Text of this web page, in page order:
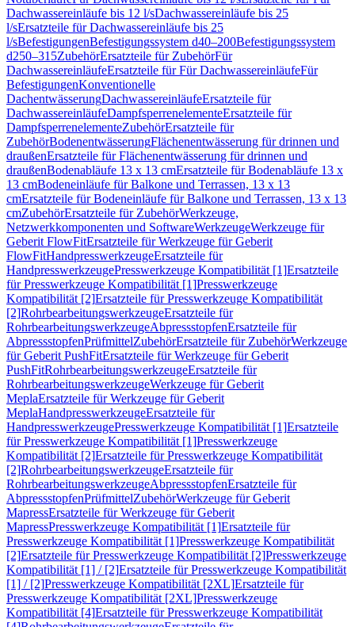
Dachwassereinläufe bis 12 l/sDachwassereinläufe bis 25
l/sErsatzteile für Dachwassereinläufe bis 25
l/sBefestigungenBefestigungssystem d40–200Befestigungssystem
d250–315ZubehörErsatzteile für ZubehörFür
DachwassereinläufeErsatzteile für Für DachwassereinläufeFür
BefestigungenKonventionelle
DachentwässerungDachwassereinläufeErsatzteile für
DachwassereinläufeDampfsperrenelementeErsatzteile für
DampfsperrenelementeZubehörErsatzteile für
ZubehörBodenentwässerungFlächenentwässerung für drinnen und
draußenErsatzteile für Flächenentwässerung für drinnen und
draußenBodenabläufe 13 x 13 cmErsatzteile für Bodenabläufe 13 x
13 cmBodeneinläufe für Balkone und Terrassen, 13 x 13
cmErsatzteile für Bodeneinläufe für Balkone und Terrassen, 13 x 13
cmZubehörErsatzteile für ZubehörWerkzeuge,
Netzwerkkomponenten und SoftwareWerkzeugeWerkzeuge für
Geberit FlowFitErsatzteile für Werkzeuge für Geberit
FlowFitHandpresswerkzeugeErsatzteile für
HandpresswerkzeugePresswerkzeuge Kompatibilität [1]Ersatzteile
für Presswerkzeuge Kompatibilität [1]Presswerkzeuge
Kompatibilität [2]Ersatzteile für Presswerkzeuge Kompatibilität
[2]RohrbearbeitungswerkzeugeErsatzteile für
RohrbearbeitungswerkzeugeAbpressstopfenErsatzteile für
AbpressstopfenPrüfmittelZubehörErsatzteile für ZubehörWerkzeuge
für Geberit PushFitErsatzteile für Werkzeuge für Geberit
PushFitRohrbearbeitungswerkzeugeErsatzteile für
RohrbearbeitungswerkzeugeWerkzeuge für Geberit
MeplaErsatzteile für Werkzeuge für Geberit
MeplaHandpresswerkzeugeErsatzteile für
HandpresswerkzeugePresswerkzeuge Kompatibilität [1]Ersatzteile
für Presswerkzeuge Kompatibilität [1]Presswerkzeuge
Kompatibilität [2]Ersatzteile für Presswerkzeuge Kompatibilität
[2]RohrbearbeitungswerkzeugeErsatzteile für
RohrbearbeitungswerkzeugeAbpressstopfenErsatzteile für
AbpressstopfenPrüfmittelZubehörWerkzeuge für Geberit
MapressErsatzteile für Werkzeuge für Geberit
MapressPresswerkzeuge Kompatibilität [1]Ersatzteile für
Presswerkzeuge Kompatibilität [1]Presswerkzeuge Kompatibilität
[2]Ersatzteile für Presswerkzeuge Kompatibilität [2]Presswerkzeuge
Kompatibilität [1] / [2]Ersatzteile für Presswerkzeuge Kompatibilität
[1] / [2]Presswerkzeuge Kompatibilität [2XL]Ersatzteile für
Presswerkzeuge Kompatibilität [2XL]Presswerkzeuge
Kompatibilität [4]Ersatzteile für Presswerkzeuge Kompatibilität